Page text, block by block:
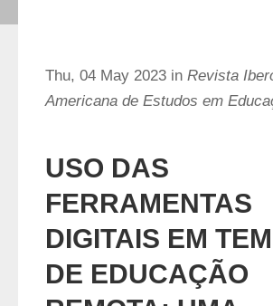
Thu, 04 May 2023 in Revista
Americana de Estudos em
USO DAS
FERRAMENTAS
DIGITAIS EM
DE EDUCAÇÃO